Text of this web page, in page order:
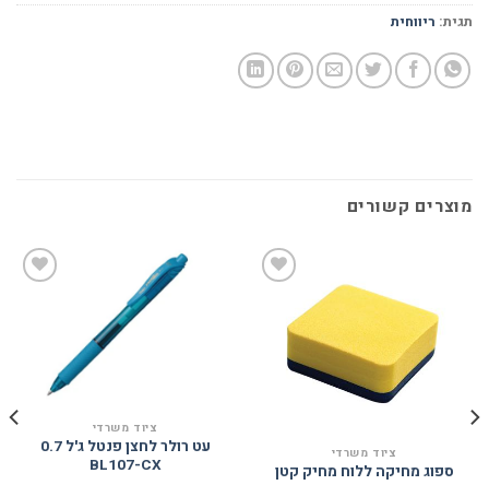
תגית:ריווחית
מוצרים קשורים
הוסף
ציוד משרדי
ספוג מחיקה ללוח מחיק קטן
ציוד משרדי
עט רולר לחצן פנטל ג'ל 0.7
BL107-CX